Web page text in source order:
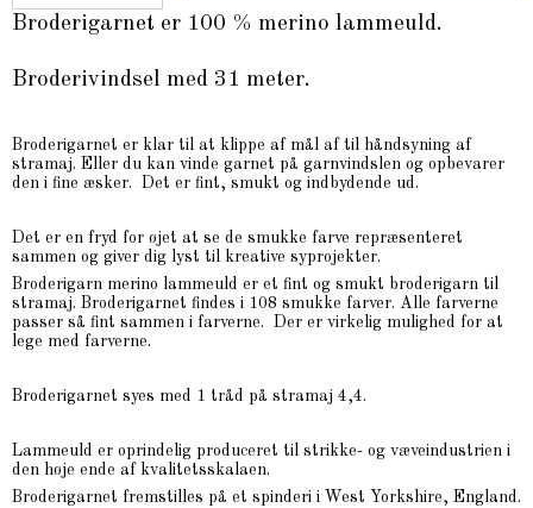
Broderigarnet er 100 % merino lammeuld.
Broderivindsel med 31 meter.
Broderigarnet er klar til at klippe af mål af til håndsyning af
stramaj. Eller du kan vinde garnet på garnvindslen og opbevarer
den i fine æsker. Det er fint, smukt og indbydende ud.
Det er en fryd for øjet at se de smukke farve repræsenteret
sammen og giver dig lyst til kreative syprojekter.
Broderigarn merino lammeuld er et fint og smukt broderigarn til
stramaj. Broderigarnet findes i 108 smukke farver. Alle farverne
passer så fint sammen i farverne. Der er virkelig mulighed for at
lege med farverne.
Broderigarnet syes med 1 tråd på stramaj 4,4.
Lammeuld er oprindelig produceret til strikke- og væveindustrien i
den høje ende af kvalitetsskalaen.
Broderigarnet fremstilles på et spinderi i West Yorkshire, England.